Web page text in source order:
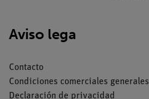
Aviso lega
Contacto
Condiciones comerciales generales
Declaración de privacidad